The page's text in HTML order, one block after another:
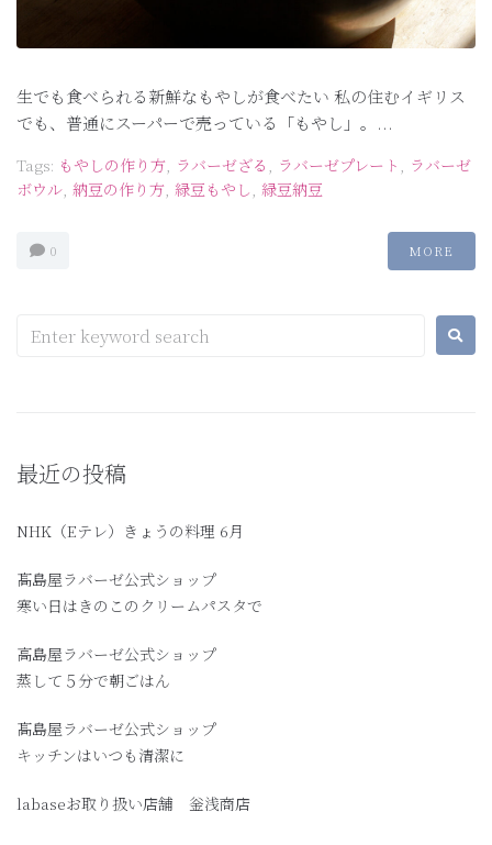
生でも食べられる新鮮なもやしが食べたい 私の住むイギリス
でも、普通にスーパーで売っている「もやし」。...
Tags: もやしの作り方 ラバーゼざる ラバーゼプレート
ラバーゼ
ボウル 納豆の作り方 緑豆もやし 緑豆納豆
0 MORE
最近の投稿
NHK（Eテレ）きょうの料理 6月
髙島屋ラバーゼ公式ショップ
寒い日はきのこのクリームパスタで
高島屋ラバーゼ公式ショップ
蒸して５分で朝ごはん
髙島屋ラバーゼ公式ショップ
キッチンはいつも清潔に
labaseお取り扱い店舗 釡浅商店